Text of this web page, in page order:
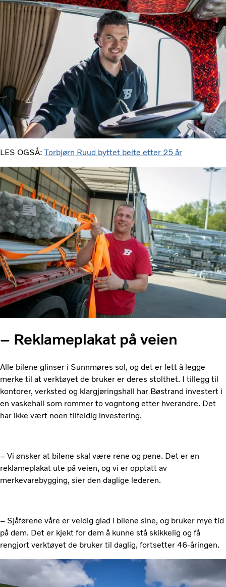
LES OGSÅ:Torbjørn Ruud byttet beite etter 25 år
– Reklameplakat på veien
Alle bilene glinser i Sunnmøres sol, og det er lett å legge
merke til at verktøyet de bruker er deres stolthet. I tillegg til
kontorer, verksted og klargjøringshall har Bøstrand investert i
en vaskehall som rommer to vogntong etter hverandre. Det
har ikke vært noen tilfeldig investering.
– Vi ønsker at bilene skal være rene og pene. Det er en
reklameplakat ute på veien, og vi er opptatt av
merkevarebygging, sier den daglige lederen.
– Sjåførene våre er veldig glad i bilene sine, og bruker mye tid
på dem. Det er kjekt for dem å kunne stå skikkelig og få
rengjort verktøyet de bruker til daglig, fortsetter 46-åringen.